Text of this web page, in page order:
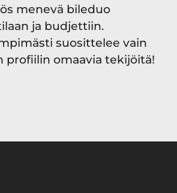
menevä bileduo
ja budjettiin.
suosittelee vain
profiilin omaavia tekijöitä!